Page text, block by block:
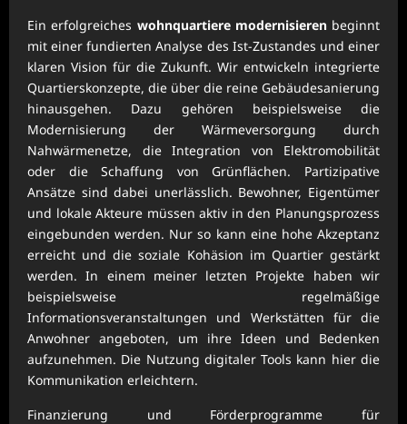
Ein erfolgreiches wohnquartiere modernisieren beginnt
mit einer fundierten Analyse des Ist-Zustandes und einer
klaren Vision für die Zukunft. Wir entwickeln integrierte
Quartierskonzepte, die über die reine Gebäudesanierung
hinausgehen. Dazu gehören beispielsweise die
Modernisierung der Wärmeversorgung durch
Nahwärmenetze, die Integration von Elektromobilität
oder die Schaffung von Grünflächen. Partizipative
Ansätze sind dabei unerlässlich. Bewohner, Eigentümer
und lokale Akteure müssen aktiv in den Planungsprozess
eingebunden werden. Nur so kann eine hohe Akzeptanz
erreicht und die soziale Kohäsion im Quartier gestärkt
werden. In einem meiner letzten Projekte haben wir
beispielsweise regelmäßige
Informationsveranstaltungen und Werkstätten für die
Anwohner angeboten, um ihre Ideen und Bedenken
aufzunehmen. Die Nutzung digitaler Tools kann hier die
Kommunikation erleichtern.
Finanzierung und Förderprogramme für